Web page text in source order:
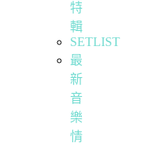
特
輯
SETLIST
最
新
音
樂
情